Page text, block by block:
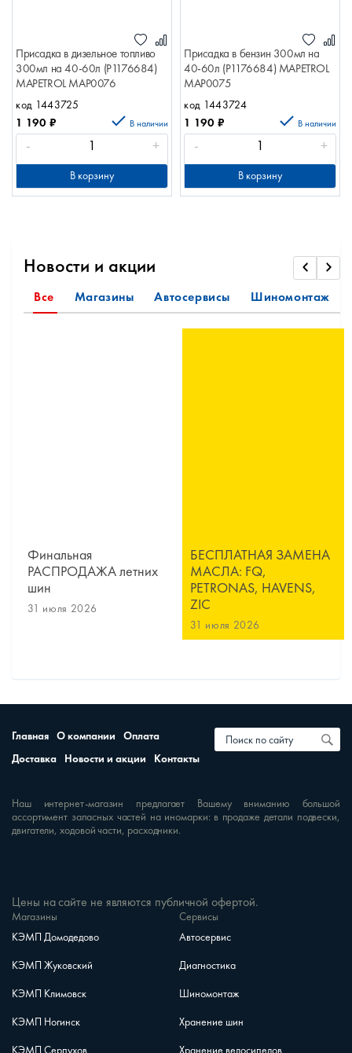
Присадка в дизельное топливо
300мл на 40-60л (Р1176684)
MAPETROL MAP0076
код 1443725
1 190 ₽ В наличии
- +
В корзину
Присадка в бензин 300мл на
40-60л (Р1176684) MAPETROL
MAP0075
код 1443724
1 190 ₽ В наличии
- +
В корзину
Новости и акции
Все Магазины Автосервисы Шиномонтаж
Финальная
РАСПРОДАЖА летних
шин
31 июля 2026
БЕСПЛАТНАЯ ЗАМЕНА
МАСЛА: FQ,
PETRONAS, HAVENS,
ZIC
31 июля 2026
Главная О компании
Оплата
Доставка
Новости и акции Контакты
Магазины
КЭМП Домодедово
КЭМП Жуковский
КЭМП Климовск
КЭМП Ногинск
КЭМП Серпухов
Сервисы
Автосервис
Диагностика
Шиномонтаж
Хранение шин
Хранение велосипедов
Наш интернет-магазин предлагает Вашему вниманию большой
ассортимент запасных частей на иномарки: в продаже детали подвески,
двигатели, ходовой части, расходники.
Цены на сайте не являются публичной офертой.